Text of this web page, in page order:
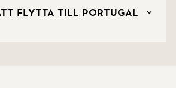
flytta till Portugal